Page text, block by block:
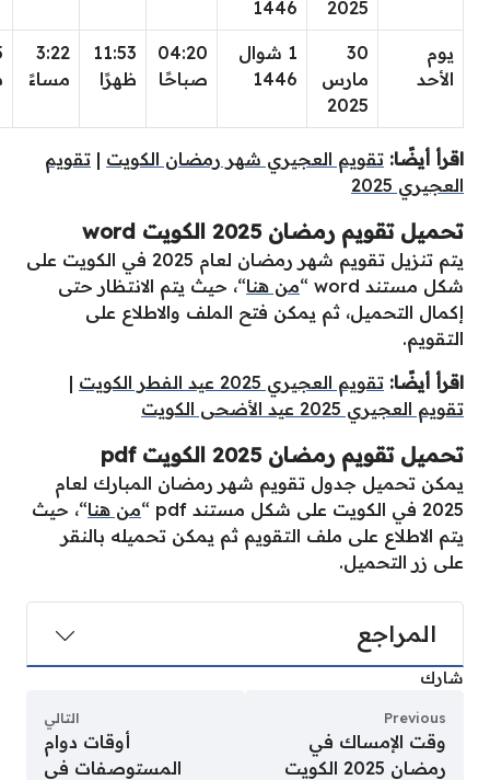
2025
1446
يوم
الأحد
30
مارس
2025
1 شوال
1446
04:20
صباحًا
11:53
ظهرًا
3:22
مساءً
اقرأ أيضًا: تقويم العجيري شهر رمضان الكويت | تقويم
العجيري 2025
تحميل تقويم رمضان 2025 الكويت word
يتم تنزيل تقويم شهر رمضان لعام 2025 في الكويت على
شكل مستند word “
من هنا“، حيث يتم الانتظار حتى
إكمال التحميل، ثم يمكن فتح الملف والاطلاع على
التقويم.
اقرأ أيضًا: تقويم العجيري 2025 عيد الفطر الكويت
|
تقويم العجيري 2025 عيد الأضحى الكويت
تحميل تقويم رمضان 2025 الكويت pdf
يمكن تحميل جدول تقويم شهر رمضان المبارك لعام
2025 في الكويت على شكل مستند pdf “
من هنا“، حيث
يتم الاطلاع على ملف التقويم ثم يمكن تحميله بالنقر
على زر التحميل.
المراجع
شارك
Previous
وقت الإمساك في
رمضان 2025 الكويت
التالي
أوقات دوام
المستوصفات في